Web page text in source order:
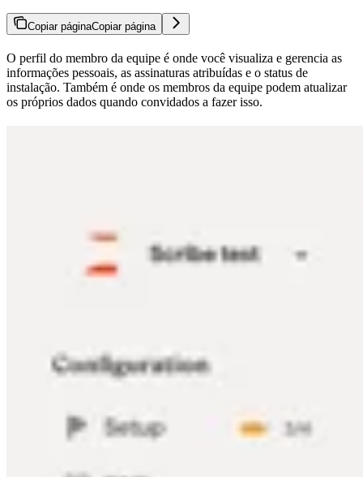
Copiar páginaCopiar página
O perfil do membro da equipe é onde você visualiza e gerencia as
informações pessoais, as assinaturas atribuídas e o status de
instalação. Também é onde os membros da equipe podem atualizar
os próprios dados quando convidados a fazer isso.